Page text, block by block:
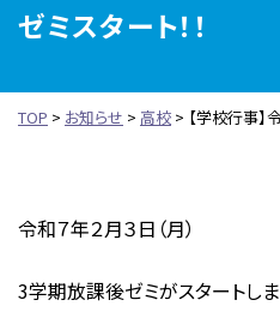
ゼミスタート！！
TOP > お知らせ > 高校 > 【学校行事
令和７年２月３日（月）
3学期放課後ゼミがスタートしま